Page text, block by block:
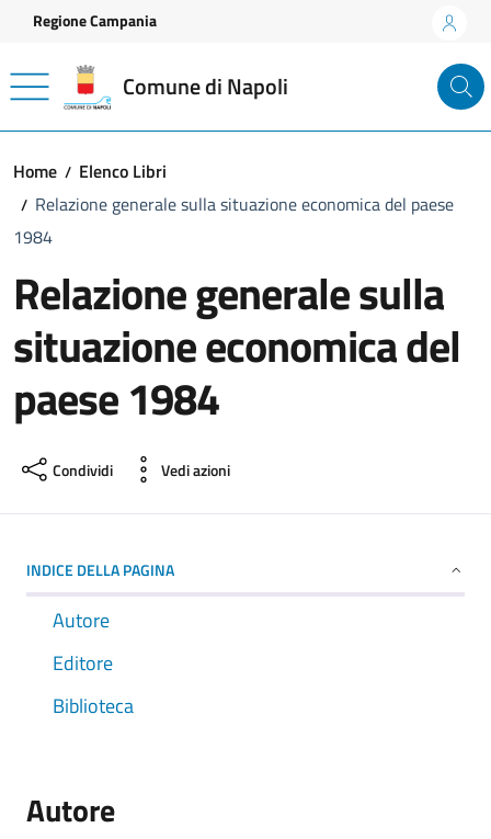
Vai ai contenuti
Vai al footer
Regione Campania
Comune di Napoli
Home
Elenco Libri
Relazione generale sulla situazione economica del paese
1984
Relazione generale sulla
situazione economica del
paese 1984
Condividi Vedi azioni
INDICE DELLA PAGINA
Autore
Editore
Biblioteca
Autore